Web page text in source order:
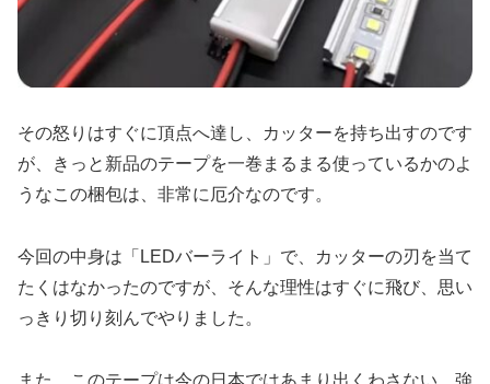
その怒りはすぐに頂点へ達し、カッターを持ち出すのです
が、きっと新品のテープを一巻まるまる使っているかのよ
うなこの梱包は、非常に厄介なのです。
今回の中身は「LEDバーライト」で、カッターの刃を当て
たくはなかったのですが、そんな理性はすぐに飛び、思い
っきり切り刻んでやりました。
また、このテープは今の日本ではあまり出くわさない、強